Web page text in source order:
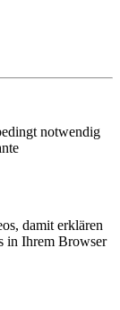
notwendig
damit erklären
in Ihrem Browser